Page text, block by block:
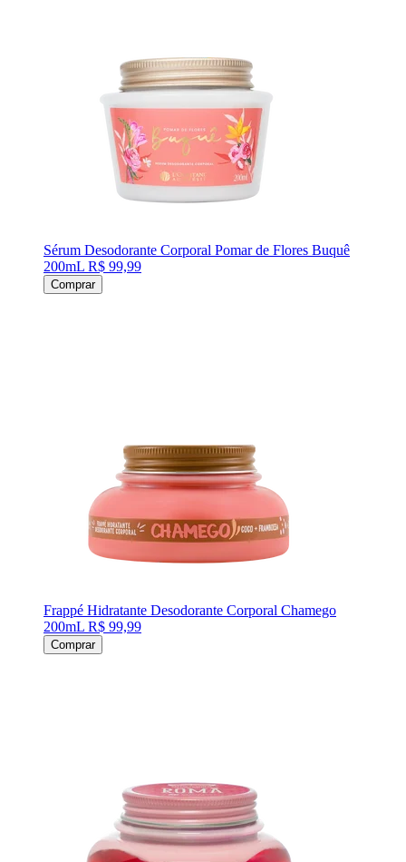
Sérum Desodorante Corporal Pomar de Flores Buquê
200mL R$ 99,99
Comprar
Frappé Hidratante Desodorante Corporal Chamego
200mL R$ 99,99
Comprar